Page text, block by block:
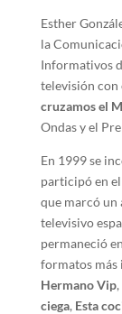
Esther
la
Informativos
televisión con
cruzamos el
Ondas y el
En 1999 se
participó en
que marcó un
televisivo
permaneció
formatos más
Hermano Vip,
ciega, Esta